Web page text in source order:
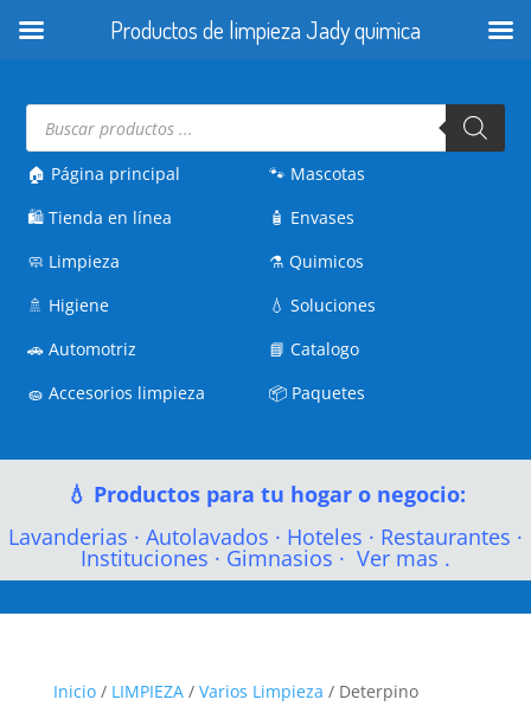
Búsqueda
productos
🏠 Página principal
🛍️Tienda en línea
🧼 Limpieza
🚿 Higiene
🚗Automotriz
🧽Accesorios limpieza
🐾 Mascotas
🧴 Envases
⚗️Quimicos
💧Soluciones
📘Catalogo
📦 Paquetes
💧 Productos para tu hogar o negocio:
Lavanderias · Autolavados · Hoteles · Restaurantes ·
Instituciones · Gimnasios · Ver mas .
Inicio/ LIMPIEZA/ Varios Limpieza / Deterpino
Productos de limpieza Jady quimica